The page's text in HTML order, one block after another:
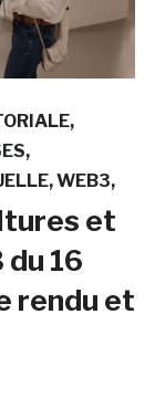
WEB3
et
du 16
rendu et